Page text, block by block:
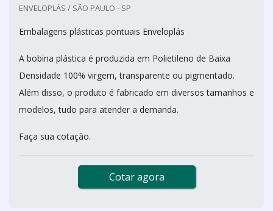
ENVELOPLÁS / SÃO PAULO - SP
Embalagens plásticas pontuais Enveloplás
A bobina plástica é produzida em Polietileno de Baixa
Densidade 100% virgem, transparente ou pigmentado.
Além disso, o produto é fabricado em diversos tamanhos e
modelos, tudo para atender a demanda.
Faça sua cotação.
Cotar agora